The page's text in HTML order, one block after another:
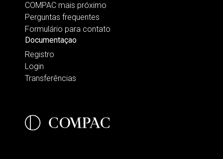
COMPAC mais próximo
Perguntas frequentes
Formulário para contato
Documentaçao
Registro
Login
Transferências